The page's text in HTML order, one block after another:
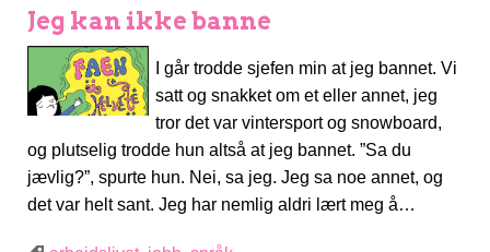
Jeg kan ikke banne
I går trodde sjefen min at jeg bannet. Vi
satt og snakket om et eller annet, jeg
tror det var vintersport og snowboard,
og plutselig trodde hun altså at jeg bannet. ”Sa du
jævlig?”, spurte hun. Nei, sa jeg. Jeg sa noe annet, og
det var helt sant. Jeg har nemlig aldri lært meg å…